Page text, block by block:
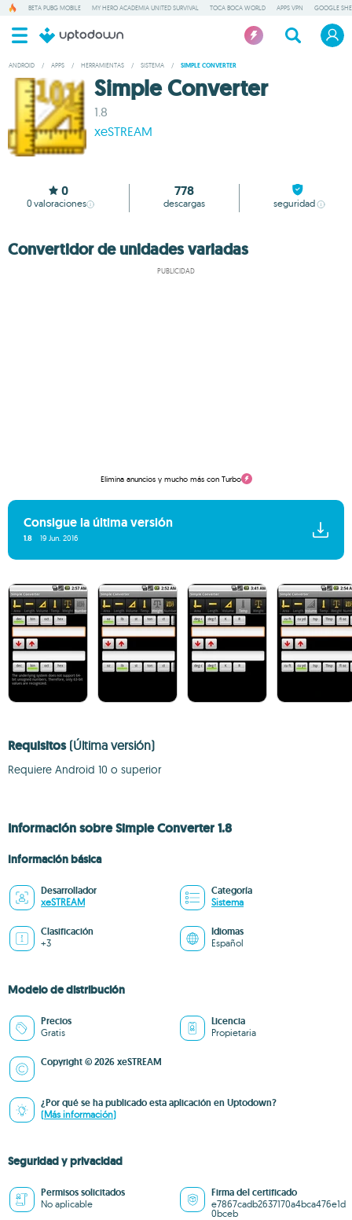
BETA PUBG MOBILE MY HERO ACADEMIA UNITED SURVIVAL TOCA BOCA WORLD APPS VPN GOOGLE
ANDROID / APPS / HERRAMIENTAS / SISTEMA / SIMPLE CONVERTER
Simple Converter
1.8
xeSTREAM
0
0 valoraciones
778
descargas seguridad
Convertidor de unidades variadas
PUBLICIDAD
Elimina anuncios y mucho más con Turbo
Consigue la última versión
1.8 19 Jun. 2016
Requisitos (Última versión)
Requiere Android 10 o superior
Información sobre Simple Converter 1.8
Información básica
Desarrollador
xeSTREAM
Categoría
Sistema
Clasificación
+3
Idiomas
Español
Modelo de distribución
Precios
Gratis
Licencia
Propietaria
Copyright © 2026 xeSTREAM
¿Por qué se ha publicado esta aplicación en Uptodown?
(Más información)
Seguridad y privacidad
Permisos solicitados
No aplicable
Firma del certificado
e7867cadb2637170a4bca476e1d
0bceb